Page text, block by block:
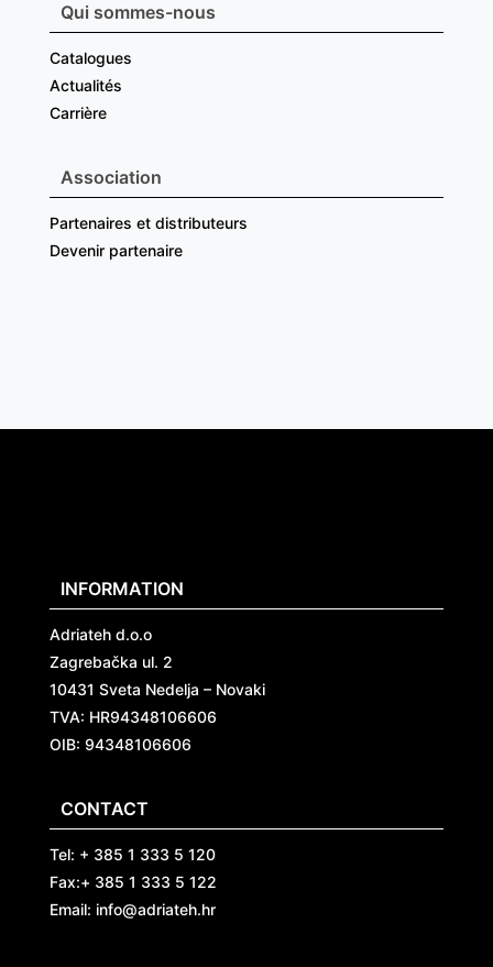
Qui sommes-nous
Catalogues
Actualités
Carrière
Association
Partenaires et distributeurs
Devenir partenaire
INFORMATION
Adriateh d.o.o
Zagrebačka ul. 2
10431 Sveta Nedelja – Novaki
TVA: HR94348106606
OIB: 94348106606
CONTACT
Tel: + 385 1 333 5 120
Fax:+ 385 1 333 5 122
Email: info@adriateh.hr